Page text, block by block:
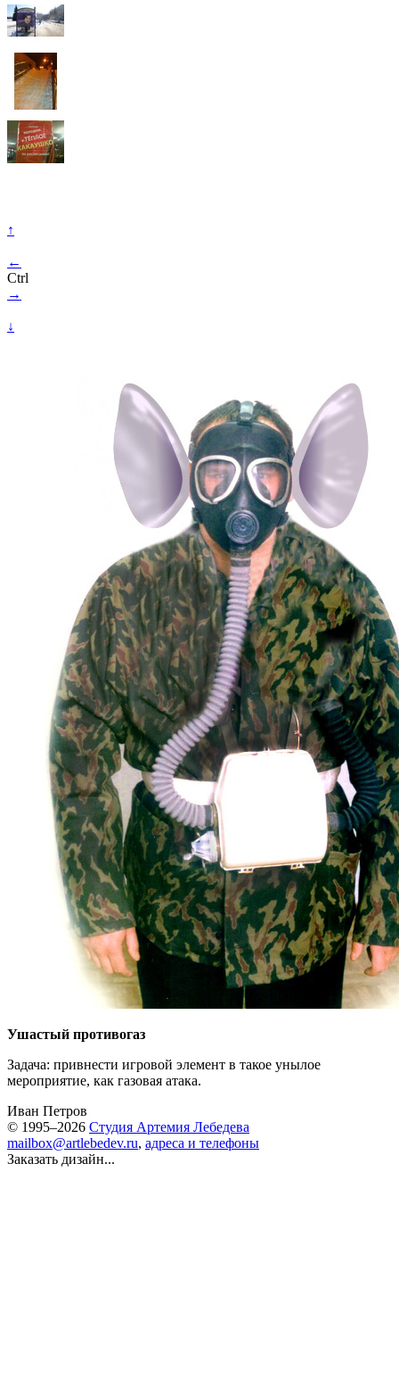
↑
←
Ctrl
→
↓
Ушастый противогаз
Задача: привнести игровой элемент в такое унылое
мероприятие, как газовая атака.
Иван Петров
© 1995–2026 Студия Артемия Лебедева
mailbox@artlebedev.ru, адреса и телефоны
Заказать дизайн...